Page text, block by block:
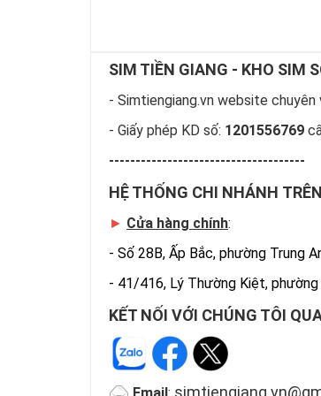
SIM TIỀN GIANG - KHO SIM
- Simtiengiang.vn website
- Giấy phép KD số: 1201556769
-------------------------------------
HỆ THỐNG CHI NHÁNH
► Cửa hàng chính:
- Số 28B, Ấp Bắc, phường Trung
- 41/416, Lý Thường Kiệt,
KẾT NỐI VỚI CHÚNG TÔI